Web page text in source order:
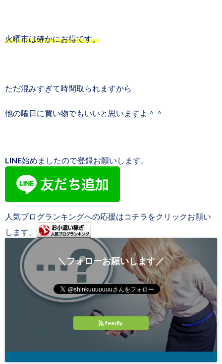
火曜市は確かにお得です。
ただ混みすぎて時間取られますから
他の曜日に買い物でもいいと思いますよ＾＾
LINE始めましたので登録お願いします。
人気ブログランキングへの応援はコチラをクリックお願い
します。
＼フォローお願いします／
feedly